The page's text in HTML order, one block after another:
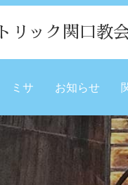
リック関口教
ミサ お知らせ